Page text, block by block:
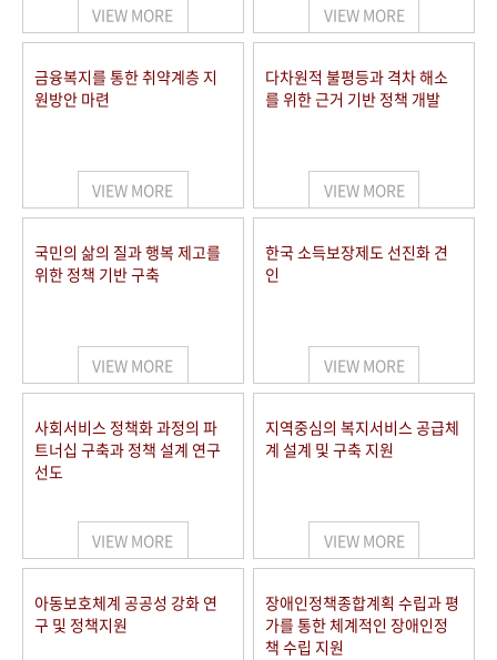
VIEW MORE VIEW MORE
금융복지를 통한 취약계층 지
원방안 마련
VIEW MORE
다차원적 불평등과 격차 해소
를 위한 근거 기반 정책 개발
VIEW MORE
국민의 삶의 질과 행복 제고를
위한 정책 기반 구축
VIEW MORE
한국 소득보장제도 선진화 견
인
VIEW MORE
사회서비스 정책화 과정의 파
트너십 구축과 정책 설계 연구
선도
VIEW MORE
지역중심의 복지서비스 공급체
계 설계 및 구축 지원
VIEW MORE
아동보호체계 공공성 강화 연
구 및 정책지원
장애인정책종합계획 수립과 평
가를 통한 체계적인 장애인정
책 수립 지원